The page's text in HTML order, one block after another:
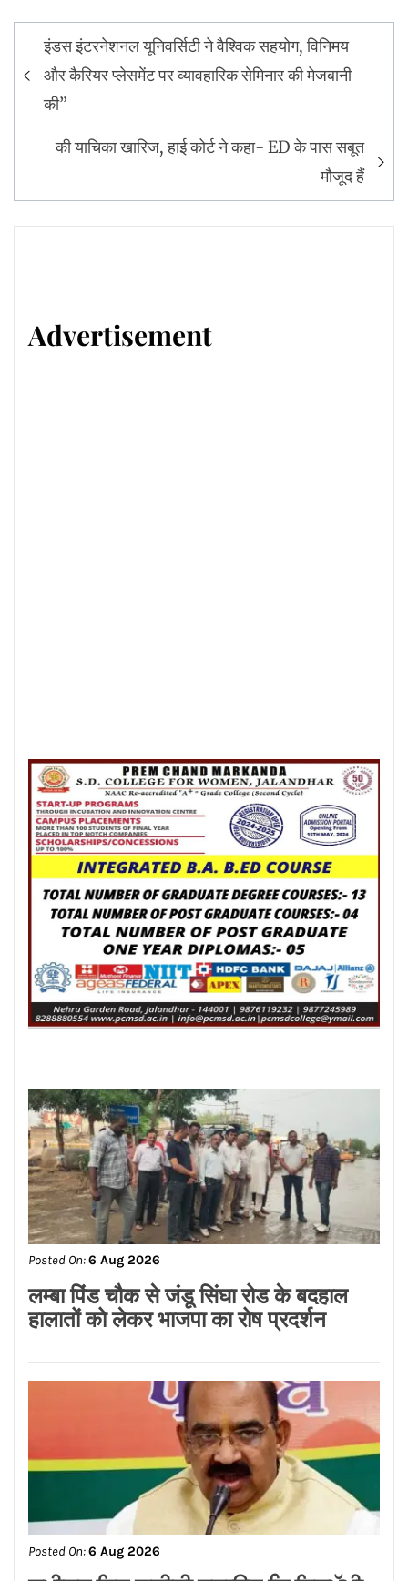
Post
navigation
इंडस इंटरनेशनल यूनिवर्सिटी ने वैश्विक सहयोग, विनिमय
और कैरियर प्लेसमेंट पर व्यावहारिक सेमिनार की मेजबानी
की”
की याचिका खारिज, हाई कोर्ट ने कहा- ED के पास सबूत
मौजूद हैं
Advertisement
लम्बा पिंड चौक से जंडू सिंघा रोड के बदहाल
हालातों को लेकर भाजपा का रोष प्रदर्शन
Posted On:6 Aug 2026
ਰਾਜਨੀਤੀ ਤੱਥਾਂ ਅਤੇ ਨਿਰਪੱਖਤਾ ‘ਤੇ ਹਾਵੀ ਨਾ
ਹੋਵੇ: ਅਸ਼ਵਨੀ ਸ਼ਰਮਾ*
ਬਿਜਲੀ ਬਿੱਲ ਮੁਆਫ਼ ਕਰਕੇ ਪੰਜਾਬ ਸਰਕਾਰ ਨੇ
ਗਊਸ਼ਲਾਵਾਂ ਨੂੰ ਵੱਡੀ ਰਾਹਤ ਦਿੱਤੀ : ਕੀਮਤੀ